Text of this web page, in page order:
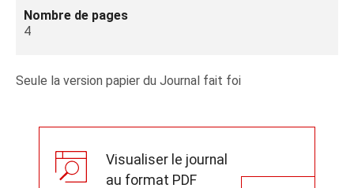
Nombre de pages
4
Seule la version papier du Journal fait foi
Visualiser le journal
au format PDF